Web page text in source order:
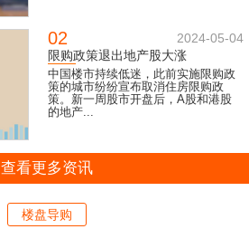
02
2024-05-04
限购政策退出地产股大涨
中国楼市持续低迷，此前实施限购政
策的城市纷纷宣布取消住房限购政
策。新一周股市开盘后，A股和港股
的地产...
查看更多资讯
楼盘导购